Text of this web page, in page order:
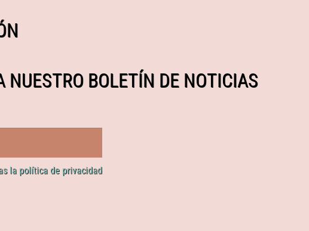
NUESTRO BOLETÍN DE NOTICIAS
la política de privacidad